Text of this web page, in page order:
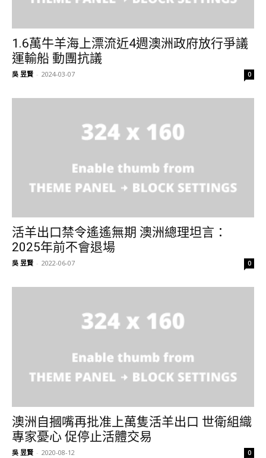
1.6萬牛羊海上漂流近4週澳洲政府放行爭議
運輸船 動團抗議
吳 昱賢 - 2024-03-07 0
活羊出口禁令遙遙無期 澳洲總理坦言：
2025年前不會退場
吳 昱賢 - 2022-06-07 0
澳洲自摑嘴再批准上萬隻活羊出口 世衛組織
專家憂心 促停止活體交易
吳 昱賢 - 2020-08-12 0